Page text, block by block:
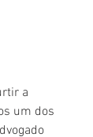
a
um dos